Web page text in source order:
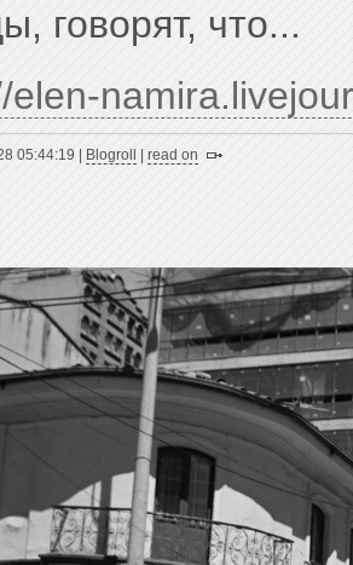
говорят, что...
elen-
05:44:19 | Blogroll read on